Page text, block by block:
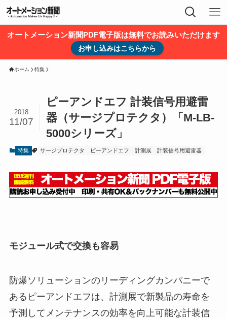
オートメーション新聞PDF電子版は無料でお読みいただけます
お申し込みはこちらから
ホーム 特集
ピーアンドエフ 計装信号用避雷
器（サージプロテクタ）「M-LB-
5000シリーズ」
2018
11/07
特集 サージプロテクタ ピーアンドエフ 計測展 計装信号用避雷器
モジュール式で交換も容易
防爆ソリューションのリーディングカンパニーで
あるピーアンドエフは、計測展で新製品の寿命を
予測してメンテナンスの効率を向上可能な計装信